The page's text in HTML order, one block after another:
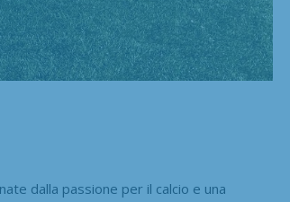
dalla passione per il calcio e una